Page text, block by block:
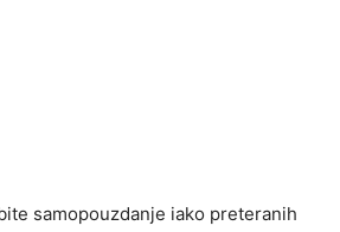
samopouzdanje iako preteranih